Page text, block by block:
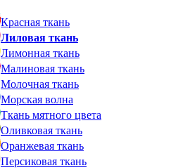
Красная ткань
Лиловая ткань
Лимонная ткань
Малиновая ткань
Молочная ткань
Морская волна
Ткань мятного цвета
Оливковая ткань
Оранжевая ткань
Персиковая ткань